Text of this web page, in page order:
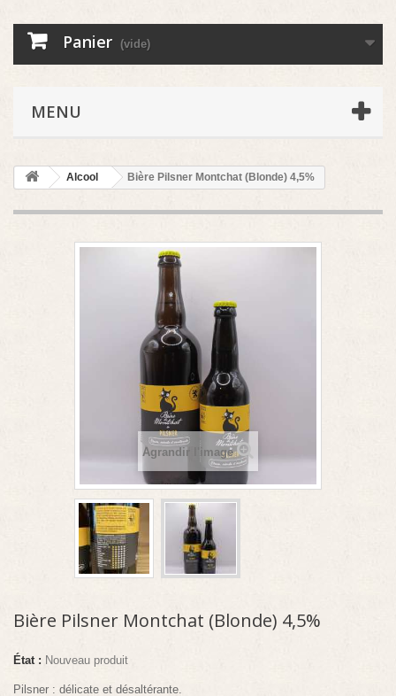
Panier (vide)
MENU
Alcool Bière Pilsner Montchat (Blonde) 4,5%
Agrandir l'image
Bière Pilsner Montchat (Blonde) 4,5%
État : Nouveau produit
Pilsner : délicate et désaltérante.